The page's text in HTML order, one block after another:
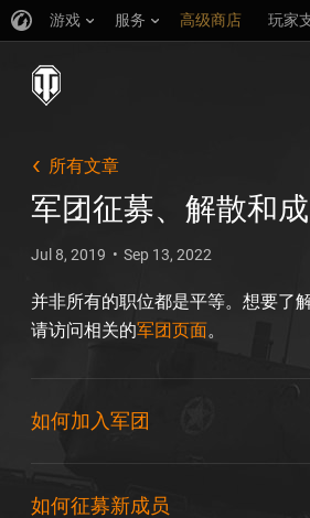
游戏 服务 高级商店 玩家
所有文章
军团征募、解散和
Jul 8, 2019 Sep 13, 2022
并非所有的职位都是平等。想要了
请访问相关的军团页面。
如何加入军团
如何征募新成员